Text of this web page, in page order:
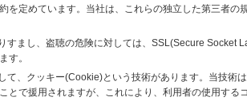
を定めています。当社は、これらの独立した第三者の
まし、盗聴の危険に対しては、SSL(Secure Socket
す。
、クッキー(Cookie)という技術があります。当技術
とで援用されますが、これにより、利用者の使用する